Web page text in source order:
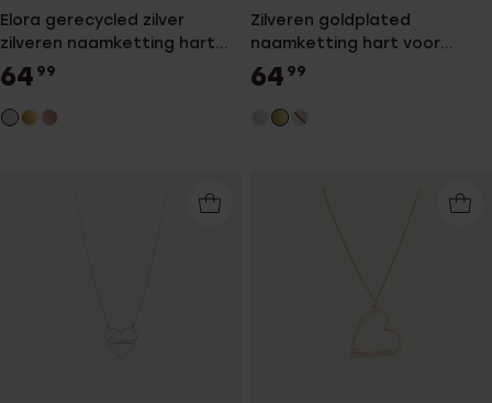
Elora gerecycled zilver
zilveren naamketting hart
voor dames
64 99
Zilveren goldplated
naamketting hart voor
dames
64 99